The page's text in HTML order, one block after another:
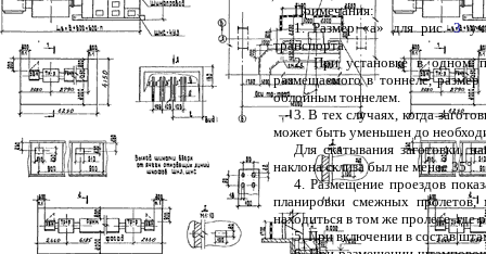
Примечания:
1. Размер «а» для рис.3
транспорта.
2. При установке в одном
размещаемого в тоннеле,
облойным тоннелем.
3 . В тех случаях, когда
может быть уменьшен до
Для скатывания заготовки,
наклона склиза был не менее 35°.
4. Размещение проездов
планировки смежных
находиться в том же пролете,
5. При включении в состав